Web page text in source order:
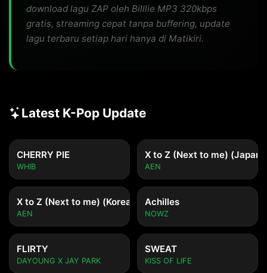
download lagu ZAP oleh Billlie MP3 320kbps
gratis, streaming cepat tanpa buffering, update
lagu terbaru setiap hari hanya di Matikiri.
Latest K-Pop Update
CHERRY PIE
WHIB
X to Z (Next to me)
AEN
X to Z (Next to me) (Korean ver.)
AEN
Achilles
NOWZ
FLIRTY
DAYOUNG X JAY PARK
SWEAT
KISS OF LIFE